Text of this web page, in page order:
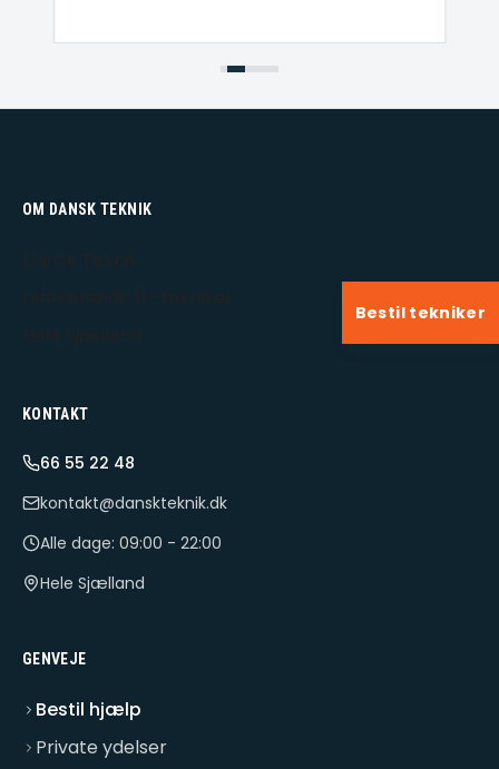
OM DANSK TEKNIK
KONTAKT
66 55 22 48
kontakt@danskteknik.dk
Alle dage: 09:00 - 22:00
Hele Sjælland
GENVEJE
Bestil hjælp
Private ydelser
Bestil tekniker